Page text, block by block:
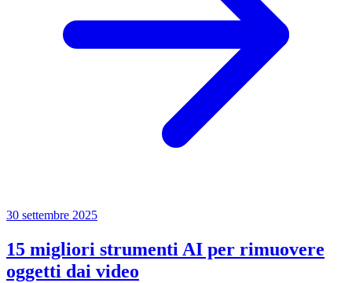
30 settembre 2025
15 migliori strumenti AI per rimuovere
oggetti dai video